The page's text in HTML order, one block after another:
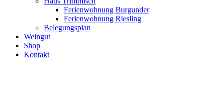
Ferienwohnung Burgunder
Ferienwohnung Riesling
Belegungsplan
Weingut
Shop
Kontakt